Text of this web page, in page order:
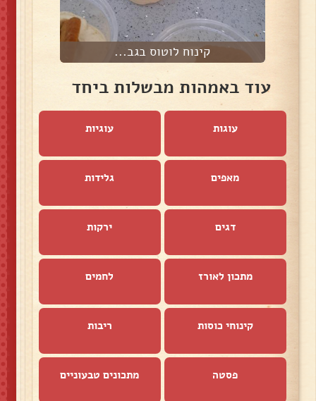
קינוח לוטוס בגב...
עוד באמהות מבשלות ביחד
עוגות עוגיות
מאפים גלידות
דגים ירקות
מתכון לאורז לחמים
קינוחי כוסות ריבות
פסטה מתכונים טבעוניים